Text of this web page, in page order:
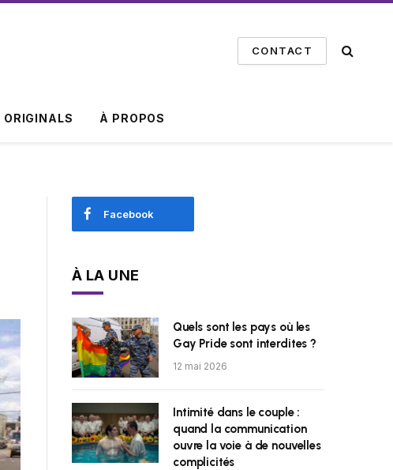
CONTACT
ORIGINALS À PROPOS
Facebook
À LA UNE
Quels sont les pays où les
Gay Pride sont interdites ?
12 mai 2026
Intimité dans le couple :
quand la communication
ouvre la voie à de nouvelles
complicités